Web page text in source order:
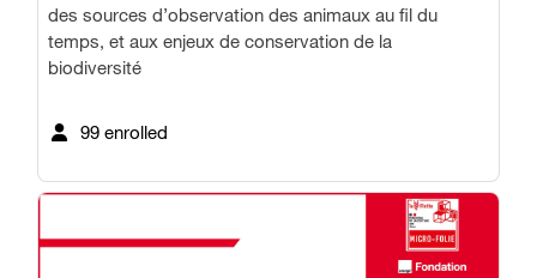
des sources d’observation des animaux au fil du
temps, et aux enjeux de conservation de la
biodiversité
99 enrolled